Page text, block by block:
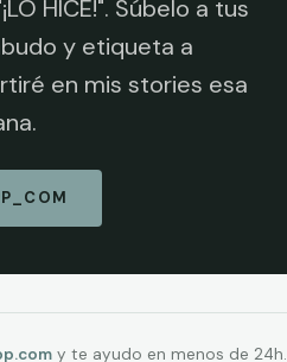
HICE!". Súbelo a tus
y etiqueta a
en mis stories esa
y te ayudo en menos de 24h.